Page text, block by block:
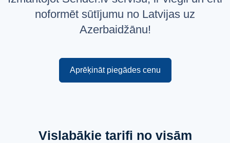
noformēt sūtījumu no Latvijas uz
Azerbaidžānu!
Aprēķināt piegādes cenu
Vislabākie tarifi no visām